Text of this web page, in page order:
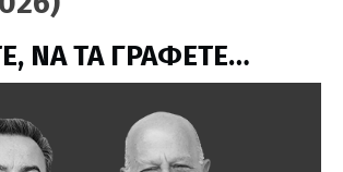
ΝΑ ΤΑ ΓΡΑΦΕΤΕ…